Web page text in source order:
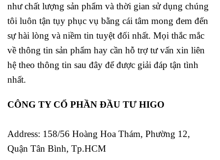
như chất lượng sản phẩm và thời gian sử dụng chúng
tôi luôn tận tụy phục vụ bằng cái tâm mong đem đến
sự hài lòng và niềm tin tuyệt đối nhất. Mọi thắc mắc
về thông tin sản phẩm hay cần hỗ trợ tư vấn xin liên
hệ theo thông tin sau đây để được giải đáp tận tình
nhất.
CÔNG TY CỔ PHẦN ĐẦU TƯ HIGO
Address: 158/56 Hoàng Hoa Thám, Phường 12,
Quận Tân Bình, Tp.HCM